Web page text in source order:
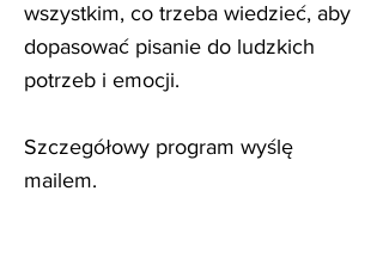
wszystkim, co trzeba wiedzieć, aby
dopasować pisanie do ludzkich
potrzeb i emocji.
Szczegółowy program wyślę
mailem.